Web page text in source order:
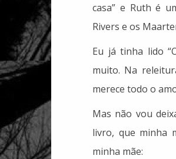
casa” e Ruth é
Rivers e os
Eu já tinha lido
muito. Na
merece todo o
Mas não vou
livro, que minha
minha mãe: